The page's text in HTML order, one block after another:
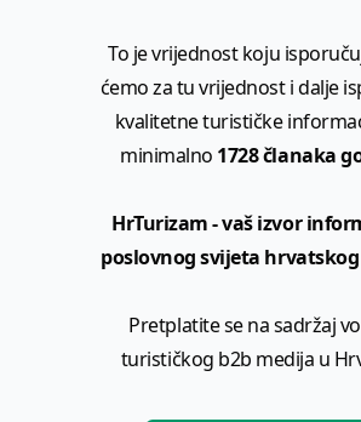
To je vrijednost koju
ćemo za tu vrijednost i dalje
kvalitetne turističke
minimalno 1728 članaka
HrTurizam - vaš izvor
poslovnog svijeta
Pretplatite se na sadržaj
turističkog b2b medija u